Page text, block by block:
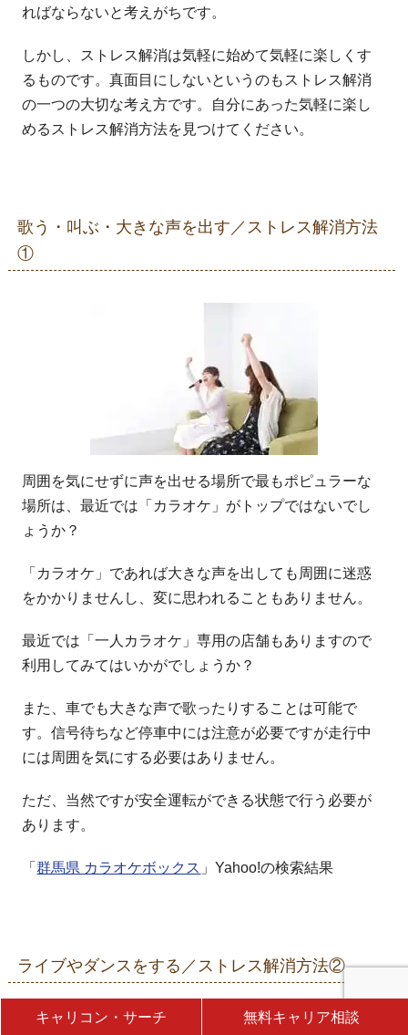
キャリコン・サーチ 無料キャリア相談
ればならないと考えがちです。
しかし、ストレス解消は気軽に始めて気軽に楽しくす
るものです。真面目にしないというのもストレス解消
の一つの大切な考え方です。自分にあった気軽に楽し
めるストレス解消方法を見つけてください。
歌う・叫ぶ・大きな声を出す／ストレス解消方法
①
周囲を気にせずに声を出せる場所で最もポピュラーな
場所は、最近では「カラオケ」がトップではないでし
ょうか？
「カラオケ」であれば大きな声を出しても周囲に迷惑
をかかりませんし、変に思われることもありません。
最近では「一人カラオケ」専用の店舗もありますので
利用してみてはいかがでしょうか？
また、車でも大きな声で歌ったりすることは可能で
す。信号待ちなど停車中には注意が必要ですが走行中
には周囲を気にする必要はありません。
ただ、当然ですが安全運転ができる状態で行う必要が
あります。
「群馬県 カラオケボックス 」Yahoo!の検索結果
ライブやダンスをする／ストレス解消方法②